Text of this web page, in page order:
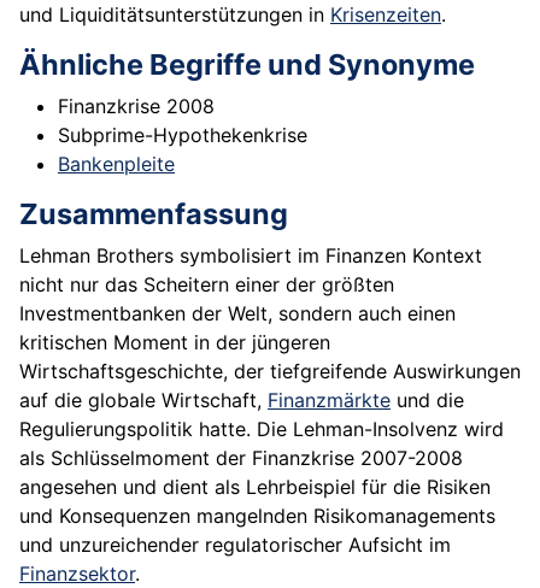
und Liquiditätsunterstützungen in Krisenzeiten.
Ähnliche Begriffe und Synonyme
Finanzkrise 2008
Subprime-Hypothekenkrise
Bankenpleite
Zusammenfassung
Lehman Brothers symbolisiert im Finanzen Kontext
nicht nur das Scheitern einer der größten
Investmentbanken der Welt, sondern auch einen
kritischen Moment in der jüngeren
Wirtschaftsgeschichte, der tiefgreifende Auswirkungen
auf die globale Wirtschaft, Finanzmärkte und die
Regulierungspolitik hatte. Die Lehman-Insolvenz wird
als Schlüsselmoment der Finanzkrise 2007-2008
angesehen und dient als Lehrbeispiel für die Risiken
und Konsequenzen mangelnden Risikomanagements
und unzureichender regulatorischer Aufsicht im
Finanzsektor.